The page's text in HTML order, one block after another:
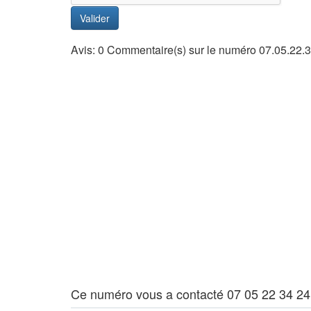
Valider
Avis: 0 Commentaire(s) sur le numéro
Ce numéro vous a contacté 07 05 22 34